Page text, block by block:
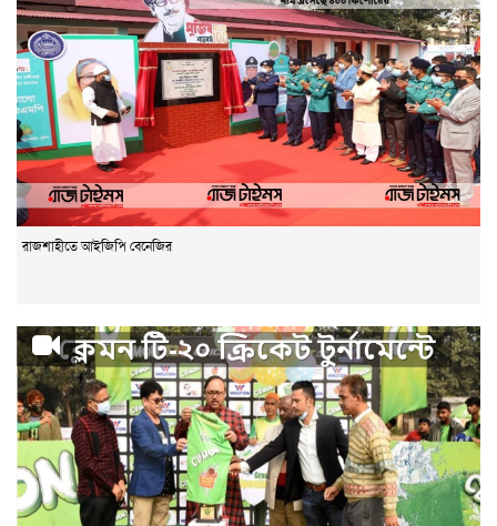
রাজশাহীতে আইজিপি বেনেজির